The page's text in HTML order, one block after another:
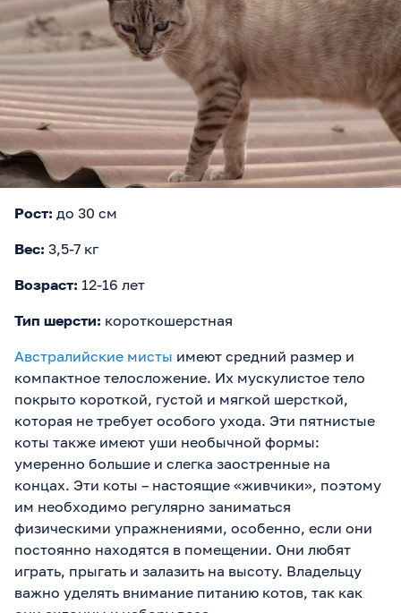
Рост: до 30 см
Вес: 3,5-7 кг
Возраст: 12-16 лет
Тип шерсти: короткошерстная
Австралийские мисты имеют средний размер и
компактное телосложение. Их мускулистое тело
покрыто короткой, густой и мягкой шерсткой,
которая не требует особого ухода. Эти пятнистые
коты также имеют уши необычной формы:
умеренно большие и слегка заостренные на
концах. Эти коты – настоящие «живчики», поэтому
им необходимо регулярно заниматься
физическими упражнениями, особенно, если они
постоянно находятся в помещении. Они любят
играть, прыгать и залазить на высоту. Владельцу
важно уделять внимание питанию котов, так как